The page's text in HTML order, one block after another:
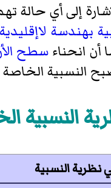
إلى أي حالة
بهندسة لاإقليدية
أن انحناء سطح
النسبية
النسبية
النسبية